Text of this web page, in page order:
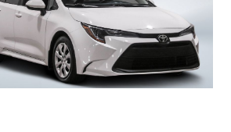
km
$
821713 / NIV 042038